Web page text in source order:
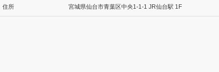
住所 宮城県仙台市青葉区中央1-1-1 JR仙台駅 1F